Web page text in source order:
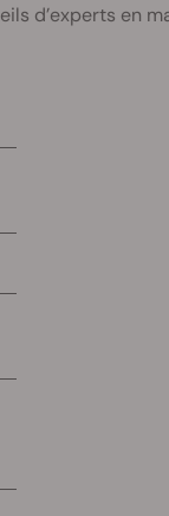
d’experts en